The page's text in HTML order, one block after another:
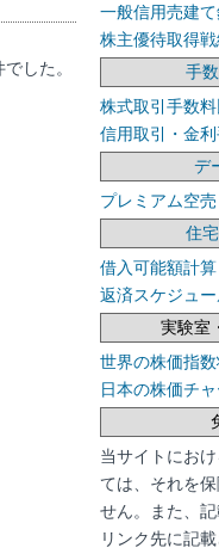
した。
一般信用売建
株主優待取得
手
株式取引手数
信用取引・金
デ
プレミアム空
住
借入可能額計算
返済スケジュ
実験室
世界の株価指
日本の株価チ
当サイトにお
ては、それを
せん。また、記
リンク先に記